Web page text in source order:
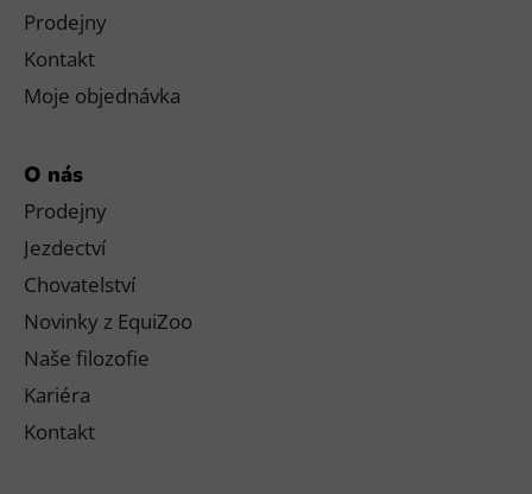
Prodejny
Kontakt
Moje objednávka
O nás
Prodejny
Jezdectví
Chovatelství
Novinky z EquiZoo
Naše filozofie
Kariéra
Kontakt